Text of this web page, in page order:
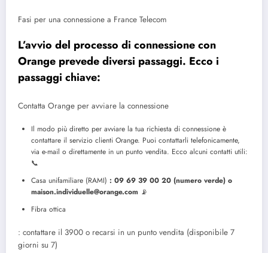
Fasi per una connessione a France Telecom
L’avvio del processo di connessione con
Orange prevede diversi passaggi. Ecco i
passaggi chiave:
Contatta Orange per avviare la connessione
Il modo più diretto per avviare la tua richiesta di connessione è
contattare il servizio clienti Orange. Puoi contattarli telefonicamente,
via e-mail o direttamente in un punto vendita. Ecco alcuni contatti utili:
📞
Casa unifamiliare (RAMI) : 09 69 39 00 20 (numero verde) o
maison.individuelle@orange.com 📡
Fibra ottica
: contattare il 3900 o recarsi in un punto vendita (disponibile 7
giorni su 7)